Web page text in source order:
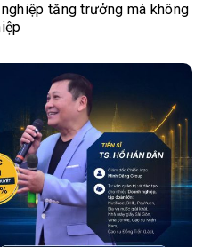
tăng trưởng mà không